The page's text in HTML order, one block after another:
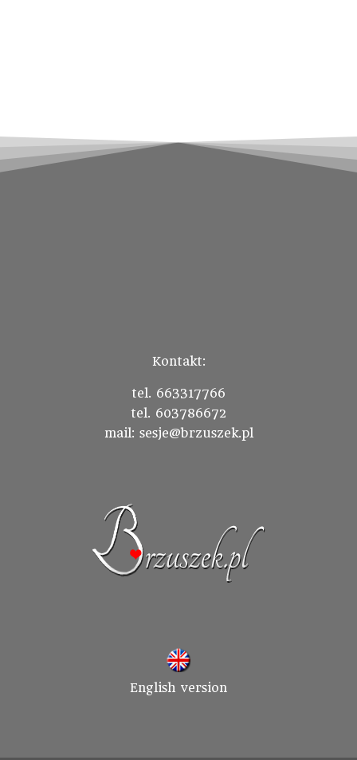
Kontakt:
tel. 663317766
tel. 603786672
mail: sesje@brzuszek.pl
English version